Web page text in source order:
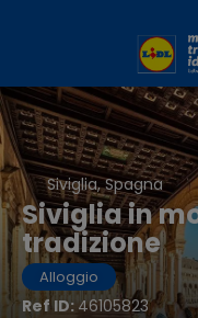
Siviglia, Spagna
Siviglia in
tradizione
Alloggio
Ref ID:46105823